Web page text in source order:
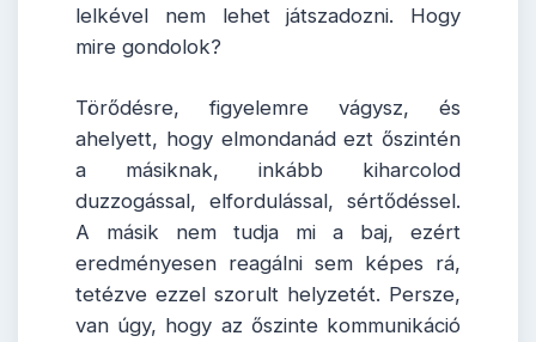
lelkével nem lehet játszadozni. Hogy
mire gondolok?
Törődésre, figyelemre vágysz, és
ahelyett, hogy elmondanád ezt őszintén
a másiknak, inkább kiharcolod
duzzogással, elfordulással, sértődéssel.
A másik nem tudja mi a baj, ezért
eredményesen reagálni sem képes rá,
tetézve ezzel szorult helyzetét. Persze,
van úgy, hogy az őszinte kommunikáció